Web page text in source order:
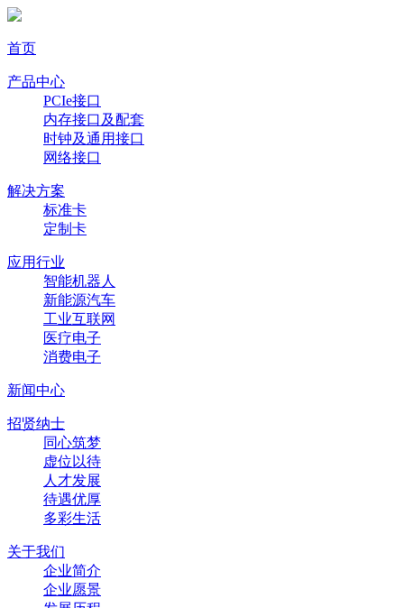
首页
产品中心
PCIe接口
内存接口及配套
时钟及通用接口
网络接口
解决方案
标准卡
定制卡
应用行业
智能机器人
新能源汽车
工业互联网
医疗电子
消费电子
新闻中心
招贤纳士
同心筑梦
虚位以待
人才发展
待遇优厚
多彩生活
关于我们
企业简介
企业愿景